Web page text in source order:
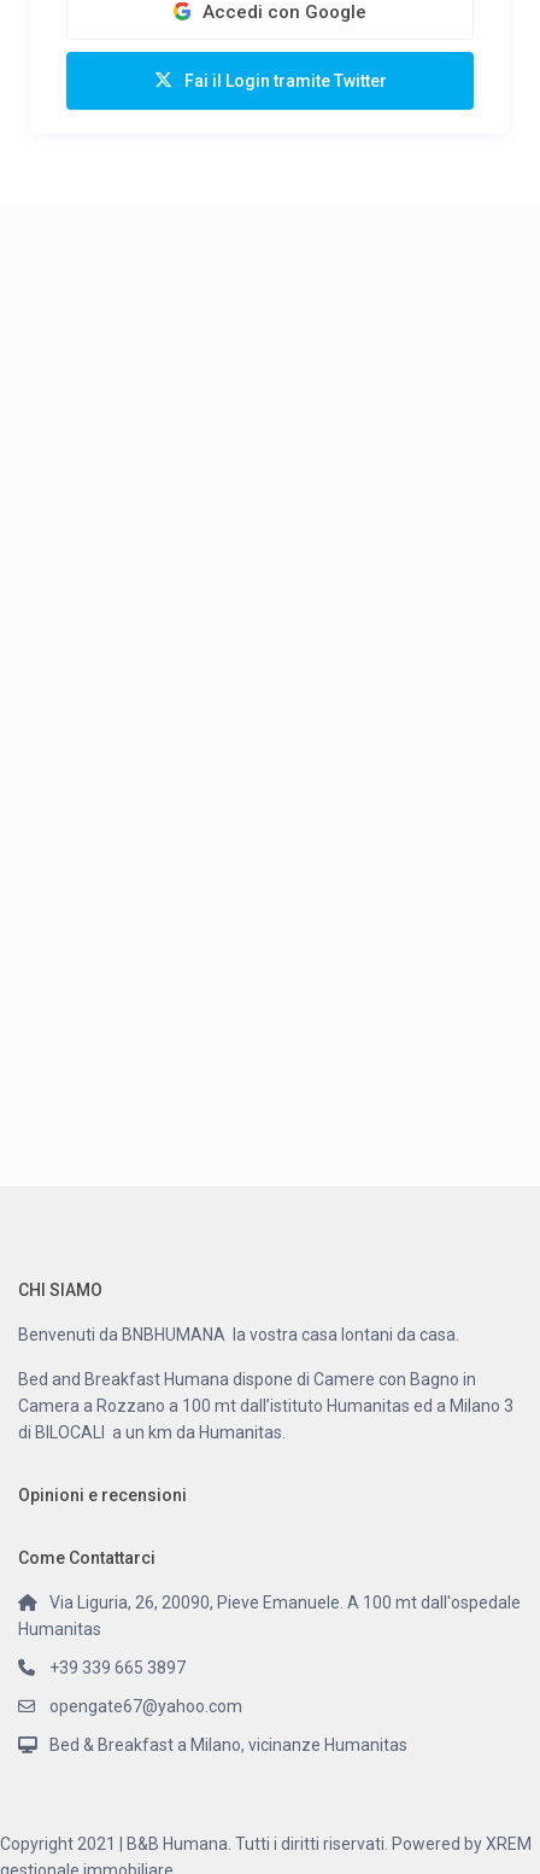
Accedi con Google
Fai il Login tramite Twitter
CHI SIAMO
Benvenuti da BNBHUMANA la vostra casa lontani da casa.
Bed and Breakfast Humana dispone di Camere con Bagno in
Camera a Rozzano a 100 mt dall’istituto Humanitas ed a Milano 3
di BILOCALI a un km da Humanitas.
Opinioni e recensioni
Come Contattarci
Via Liguria, 26, 20090, Pieve Emanuele. A 100 mt dall'ospedale
Humanitas
+39 339 665 3897
opengate67@yahoo.com
Bed & Breakfast a Milano, vicinanze Humanitas
Copyright 2021 | B&B Humana. Tutti i diritti riservati. Powered by XREM